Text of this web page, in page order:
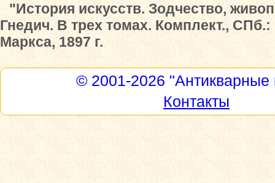
"История искусств. Зодчество,
Гнедич. В трех томах. Комплект.,
Маркса, 1897 г.
© 2001-2026 "Антикварные
Контакты